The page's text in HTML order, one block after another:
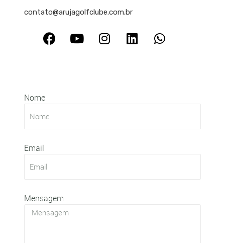
contato@arujagolfclube.com.br
Nome
Email
Mensagem